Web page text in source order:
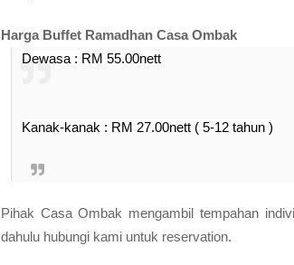
Harga Buffet Ramadhan Casa Ombak
Dewasa : RM 55.00nett
Kanak-kanak : RM 27.00nett ( 5-12 tahun )
Pihak Casa Ombak mengambil tempahan
dahulu hubungi kami untuk reservation.